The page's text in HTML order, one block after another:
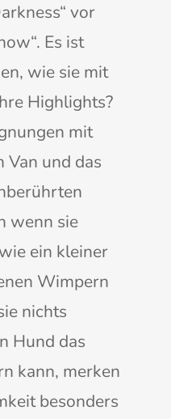
vor
Es ist
wie sie mit
Highlights?
mit
Van und das
wenn sie
ein kleiner
Wimpern
nichts
Hund das
kann, merken
besonders